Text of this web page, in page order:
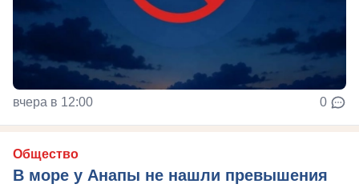
вчера в 12:00 0
Общество
В море у Анапы не нашли превышения